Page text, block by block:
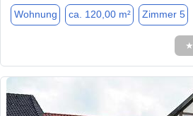
Wohnung ca. 120,00 m² Zimmer 5
★